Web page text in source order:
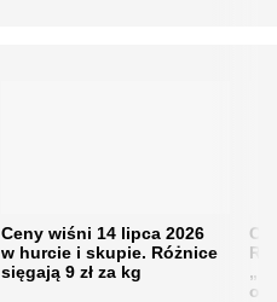
Ceny wiśni 14 lipca 2026
w hurcie i skupie. Różnice
sięgają 9 zł za kg